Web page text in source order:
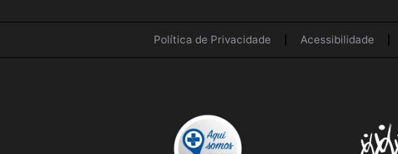
Política de Privacidade Acessibilidade